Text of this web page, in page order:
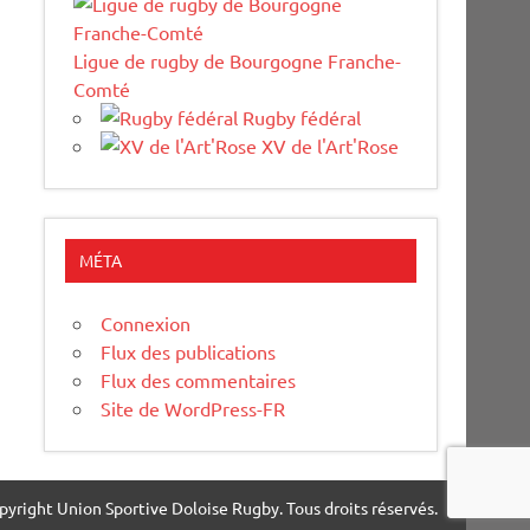
Ligue de rugby de Bourgogne Franche-
Comté
Rugby fédéral
XV de l'Art'Rose
MÉTA
Connexion
Flux des publications
Flux des commentaires
Site de WordPress-FR
Union Sportive Doloise Rugby. Tous droits réservés.